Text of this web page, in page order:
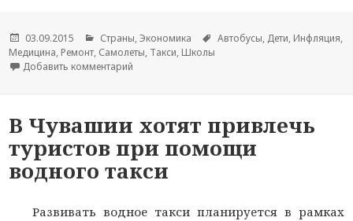
Опубликовано
03.09.2015 Рубрики
Страны,Экономика Метки
Автобусы, Дети, Инфляция,
Медицина, Ремонт, Самолеты, Такси, Школы
Добавить комментарий
В Чувашии хотят привлечь
туристов при помощи
водного такси
Развивать водное такси планируется в рамках